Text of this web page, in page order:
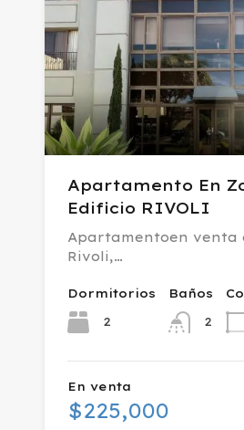
Apartamento En
Edificio RIVOLI
Apartamentoen venta
Rivoli,…
Dormitorios
2
Baños
2
En venta
$225,000